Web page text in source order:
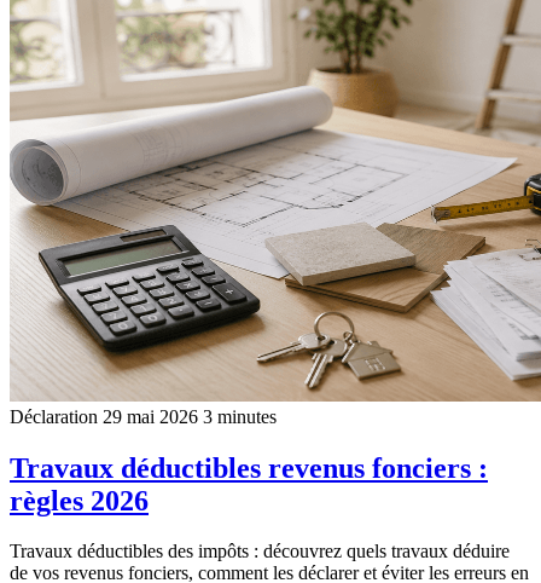
Déclaration 29 mai 2026 3 minutes
Travaux déductibles revenus fonciers :
règles 2026
Travaux déductibles des impôts : découvrez quels travaux déduire
de vos revenus fonciers, comment les déclarer et éviter les erreurs en